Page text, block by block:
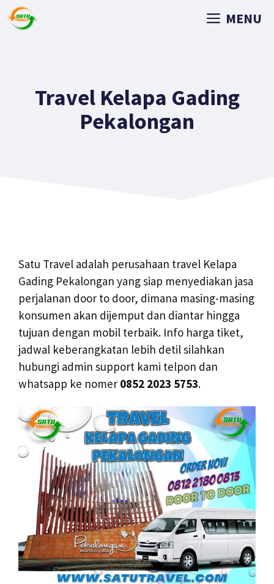
MENU
Travel Kelapa Gading
Pekalongan
Satu Travel adalah perusahaan travel Kelapa
Gading Pekalongan yang siap menyediakan jasa
perjalanan door to door, dimana masing-masing
konsumen akan dijemput dan diantar hingga
tujuan dengan mobil terbaik. Info harga tiket,
jadwal keberangkatan lebih detil silahkan
hubungi admin support kami telpon dan
whatsapp ke nomer 0852 2023 5753.